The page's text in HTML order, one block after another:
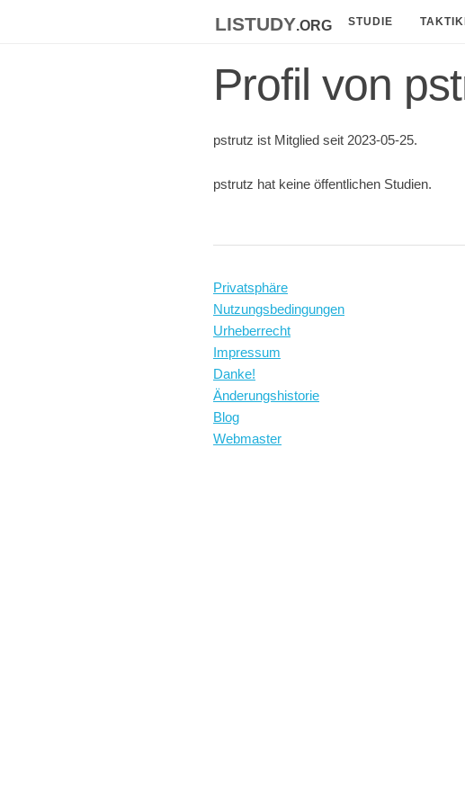
listudy.org STUDIE
Profil von
pstrutz ist Mitglied seit 2023-05-25.
pstrutz hat keine öffentlichen Studien.
Privatsphäre
Nutzungsbedingungen
Urheberrecht
Impressum
Danke!
Änderungshistorie
Blog
Webmaster